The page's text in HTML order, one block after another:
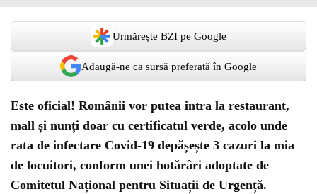
Urmărește BZI pe Google
Adaugă-ne ca sursă preferată în Google
Este oficial! Românii vor putea intra la restaurant,
mall și nunți doar cu certificatul verde, acolo unde
rata de infectare Covid-19 depășește 3 cazuri la mia
de locuitori, conform unei hotărâri adoptate de
Comitetul Național pentru Situații de Urgență.